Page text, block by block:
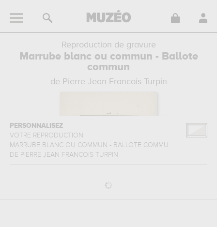
Reproduction de gravure
Marrube blanc ou commun - Ballote
commun
de Pierre Jean Francois Turpin
PERSONNALISEZ
VOTRE REPRODUCTION
MARRUBE BLANC OU COMMUN - BALLOTE COMMU...
DE PIERRE JEAN FRANCOIS TURPIN